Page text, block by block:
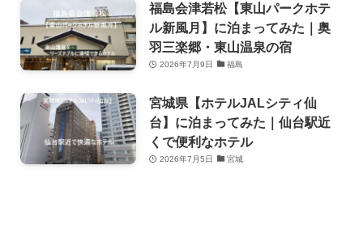
福島会津若松【東山パークホテ
ル新風月】に泊まってみた｜奥
羽三楽郷・東山温泉の宿
2026年7月9日 福島
宮城県【ホテルJALシティ仙
台】に泊まってみた｜仙台駅近
くで便利なホテル
2026年7月5日 宮城